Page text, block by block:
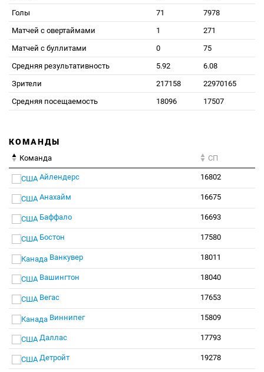
Голы
71
7978
Матчей с овертаймами
1
271
Матчей с буллитами
0
75
Средняя результативность
5.92
6.08
Зрители
217158
22970165
Средняя посещаемость
18096 17507
КОМАНДЫ
Команда СП
Айлендерс 16802
Анахайм 16675
Баффало 16693
Бостон 17580
Ванкувер 18011
Вашингтон 18040
Вегас 17653
Виннипег 15809
Даллас 17793
Детройт 19278